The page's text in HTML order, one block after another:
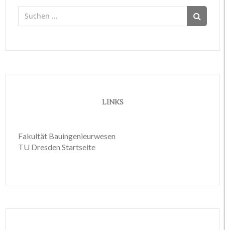
Suchen
nach:
LINKS
Fakultät Bauingenieurwesen
TU Dresden Startseite